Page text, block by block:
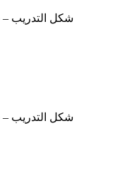
شكل التدريب –
شكل التدريب –